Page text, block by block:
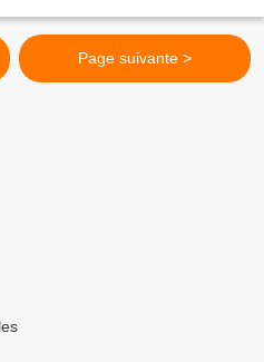
Page suivante >